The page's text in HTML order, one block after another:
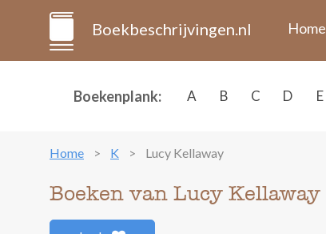
Boekbeschrijvingen.nl Home
Boekenplank: A B C D E
Home K Lucy Kellaway
Boeken van Lucy Kellaway